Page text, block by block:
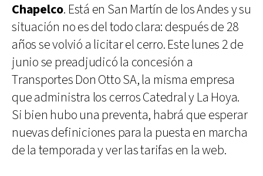
Chapelco. Está en San Martín de los Andes y su
situación no es del todo clara: después de 28
años se volvió a licitar el cerro. Este lunes 2 de
junio se preadjudicó la concesión a
Transportes Don Otto SA, la misma empresa
que administra los cerros Catedral y La Hoya.
Si bien hubo una preventa, habrá que esperar
nuevas definiciones para la puesta en marcha
de la temporada y ver las tarifas en la web.